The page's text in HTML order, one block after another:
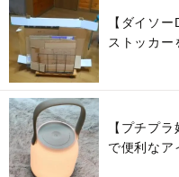
【ダイソ
ストッカー
【プチプ
で便利なア